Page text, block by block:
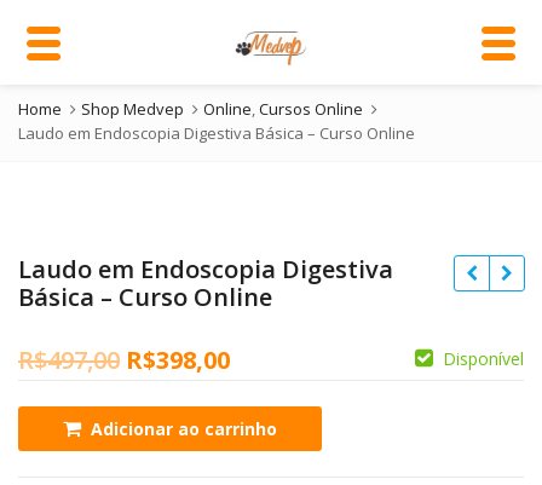
Home Shop Medvep Online,Cursos Online
Laudo em Endoscopia Digestiva Básica – Curso Online
Laudo em Endoscopia Digestiva
Básica – Curso Online
R$497,00 O
original
R$398,00O
atual
Disponível
Laudo
em
Adicionar ao carrinho